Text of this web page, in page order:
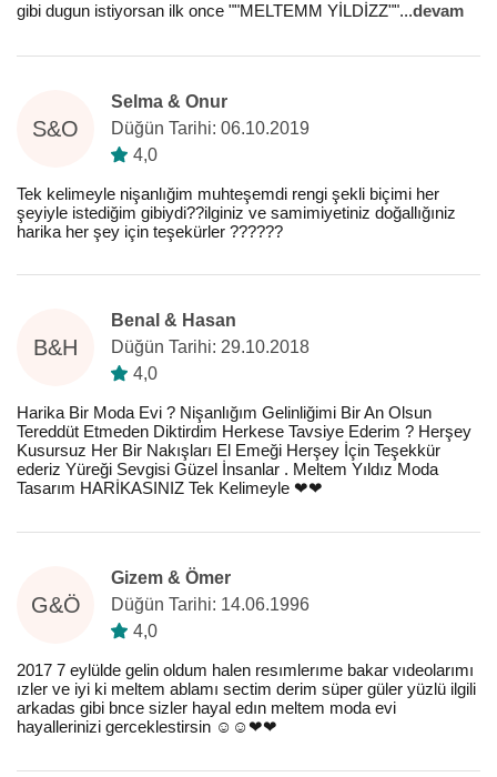
gibi dugun istiyorsan ilk once ""MELTEMM YİLDİZZ""...devam
S&O
Selma & Onur
Düğün Tarihi: 06.10.2019
4,0
Tek kelimeyle nişanlığim muhteşemdi rengi şekli biçimi her
şeyiyle istediğim gibiydi??ilginiz ve samimiyetiniz doğallığıniz
harika her şey için teşekürler ??????
B&H
Benal & Hasan
Düğün Tarihi: 29.10.2018
4,0
Harika Bir Moda Evi ? Nişanlığım Gelinliğimi Bir An Olsun
Tereddüt Etmeden Diktirdim Herkese Tavsiye Ederim ? Herşey
Kusursuz Her Bir Nakışları El Emeği Herşey İçin Teşekkür
ederiz Yüreği Sevgisi Güzel İnsanlar . Meltem Yıldız Moda
Tasarım HARİKASINIZ Tek Kelimeyle ❤️❤️
G&Ö
Gizem & Ömer
Düğün Tarihi: 14.06.1996
4,0
2017 7 eylülde gelin oldum halen resımlerıme bakar vıdeolarımı
ızler ve iyi ki meltem ablamı sectim derim süper güler yüzlü ilgili
arkadas gibi bnce sizler hayal edın meltem moda evi
hayallerinizi gerceklestirsin ☺️☺️❤️❤️